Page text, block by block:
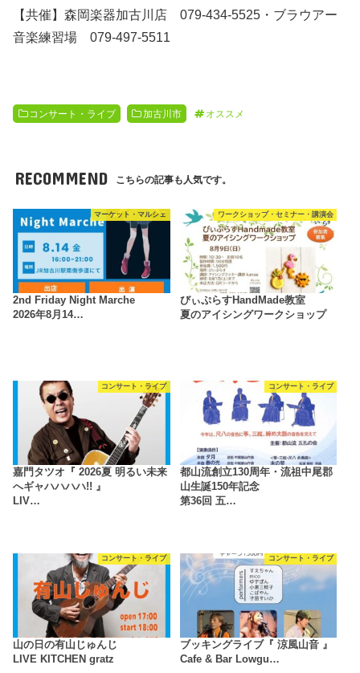
【共催】森岡楽器加古川店 079-434-5525・ ブラウアー
音楽練習場 079-497-5511
コンサート・ライブ 加古川市 オススメ
RECOMMEND こちらの記事も人気です。
マーケット・マルシェ
2nd Friday Night Marche
2026年8月14…
ワークショップ・セミナー・講演会
びぃぷらすHandMade教室
夏のアイシングワークショップ
コンサート・ライブ
嘉門タツオ『 2026夏 明るい未来
へギャハハハハ!! 』
LIV…
コンサート・ライブ
都山流創立130周年・流祖中尾郡
山生誕150年記念
第36回 五…
コンサート・ライブ
山の日の有山じゅんじ
LIVE KITCHEN gratz
コンサート・ライブ
ブッキングライブ『 涼風山音 』
Cafe & Bar Lowgu…